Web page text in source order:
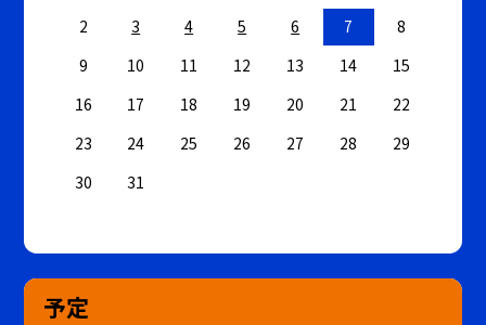
2
3 4 5 6 7
8
9
10 11 12 13 14
15
16
17 18 19 20 21
22
23
24 25 26 27 28
29
30
31
予定